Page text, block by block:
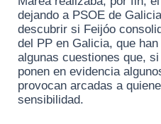
dejando a PSOE de
descubrir si Feijóo
del PP en Galicia, que
algunas cuestiones que,
ponen en evidencia
provocan arcadas a
sensibilidad.